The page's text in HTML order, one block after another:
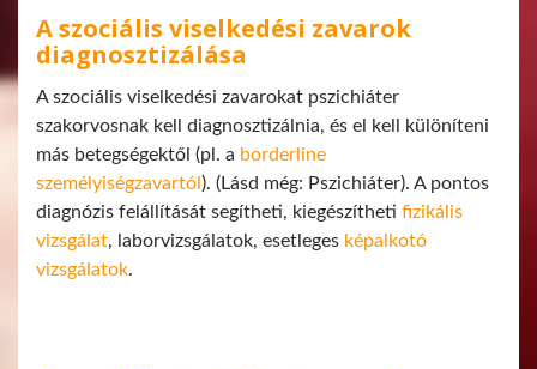
A szociális viselkedési zavarok
diagnosztizálása
A szociális viselkedési zavarokat pszichiáter
szakorvosnak kell diagnosztizálnia, és el kell különíteni
más betegségektől (pl. a borderline
személyiségzavartól ). (Lásd még: Pszichiáter). A pontos
diagnózis felállítását segítheti, kiegészítheti fizikális
vizsgálat, laborvizsgálatok, esetleges képalkotó
vizsgálatok.